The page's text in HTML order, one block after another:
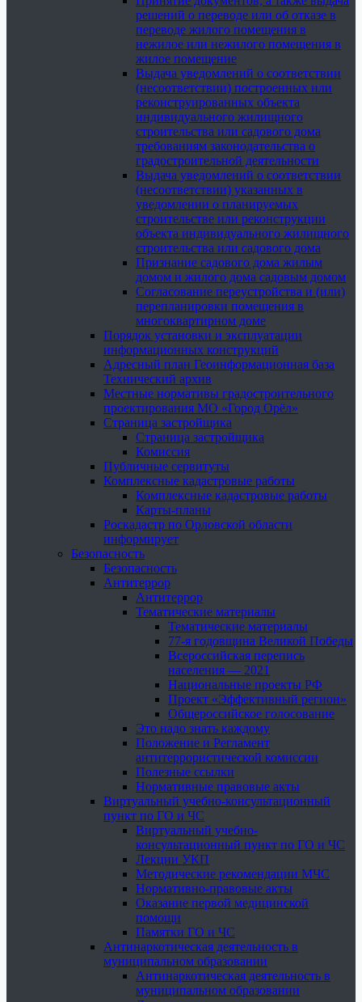
решений о переводе или об отказе в
переводе жилого помещения в
нежилое или нежилого помещения в
жилое помещение
Выдача уведомлений о соответствии
(несоответствии) построенных или
реконструированных объекта
индивидуального жилищного
строительства или садового дома
требованиям законодательства о
градостроительной деятельности
Выдача уведомлений о соответствии
(несоответствии) указанных в
уведомлении о планируемых
строительстве или реконструкции
объекта индивидуального жилищного
строительства или садового дома
Признание садового дома жилым
домом и жилого дома садовым домом
Согласование переустройства и (или)
перепланировки помещения в
многоквартирном доме
Порядок установки и эксплуатации
информационных конструкций
Адресный план Геоинформационная база
Технический архив
Местные нормативы градостроительного
проектирования МО «Город Орёл»
Страница застройщика
Страница застройщика
Комиссия
Публичные сервитуты
Комплексные кадастровые работы
Комплексные кадастровые работы
Карты-планы
Роскадастр по Орловской области
информирует
Безопасность
Безопасность
Антитеррор
Антитеррор
Тематические материалы
Тематические материалы
77-я годовщина Великой Победы
Всероссийская перепись
населения — 2021
Национальные проекты РФ
Проект «Эффективный регион»
Общероссийское голосование
Это надо знать каждому
Положение и Регламент
антитеррористической комиссии
Полезные ссылки
Нормативные правовые акты
Виртуальный учебно-консультационный
пункт по ГО и ЧС
Виртуальный учебно-
консультационный пункт по ГО и ЧС
Лекции УКП
Методические рекомендации МЧС
Нормативно-правовые акты
Оказание первой медицинской
помощи
Памятки ГО и ЧС
Антинаркотическая деятельность в
муниципальном образовании
Антинаркотическая деятельность в
муниципальном образовании